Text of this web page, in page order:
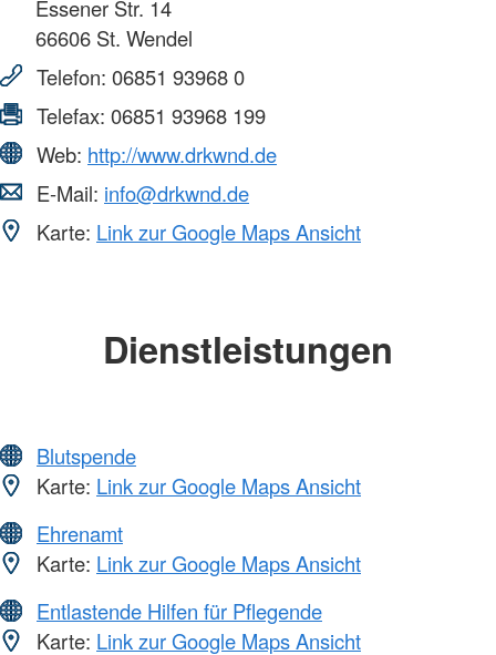
Essener Str. 14
66606 St. Wendel
Telefon: 06851 93968 0
Telefax: 06851 93968 199
Web: http://www.drkwnd.de
E-Mail: info@drkwnd.de
Karte: Link zur Google Maps Ansicht
Dienstleistungen
Blutspende
Karte: Link zur Google Maps Ansicht
Ehrenamt
Karte: Link zur Google Maps Ansicht
Entlastende Hilfen für Pflegende
Karte: Link zur Google Maps Ansicht